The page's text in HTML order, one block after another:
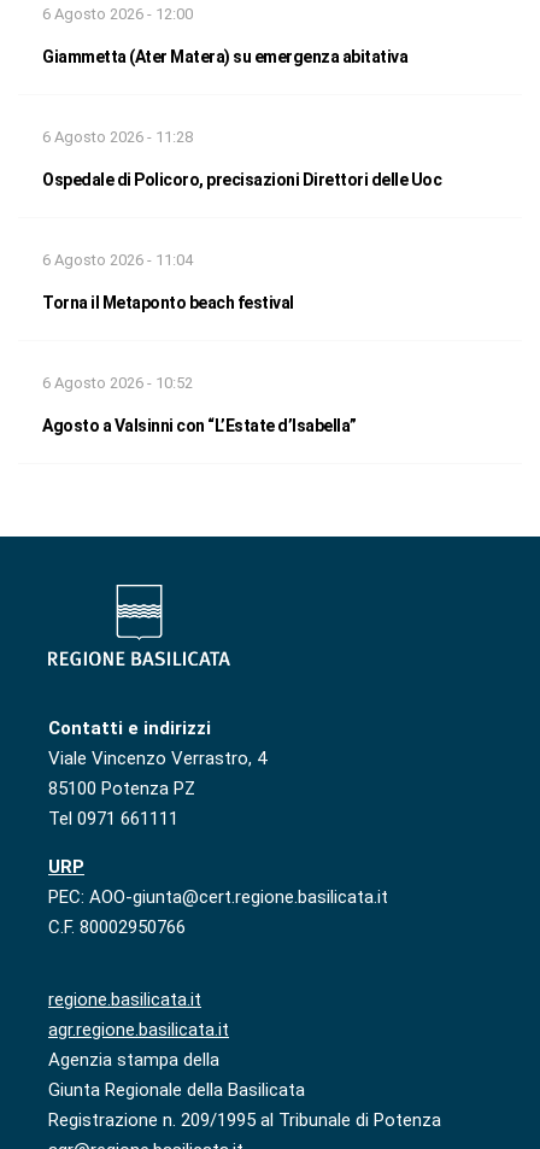
6 Agosto 2026 - 12:00
Giammetta (Ater Matera) su emergenza abitativa
6 Agosto 2026 - 11:28
Ospedale di Policoro, precisazioni Direttori delle Uoc
6 Agosto 2026 - 11:04
Torna il Metaponto beach festival
6 Agosto 2026 - 10:52
Agosto a Valsinni con “L’Estate d’Isabella”
Contatti e indirizzi
Viale Vincenzo Verrastro, 4
85100 Potenza PZ
Tel 0971 661111
URP
PEC: AOO-giunta@cert.regione.basilicata.it
C.F. 80002950766
regione.basilicata.it
agr.regione.basilicata.it
Agenzia stampa della
Giunta Regionale della Basilicata
Registrazione n. 209/1995 al Tribunale di Potenza